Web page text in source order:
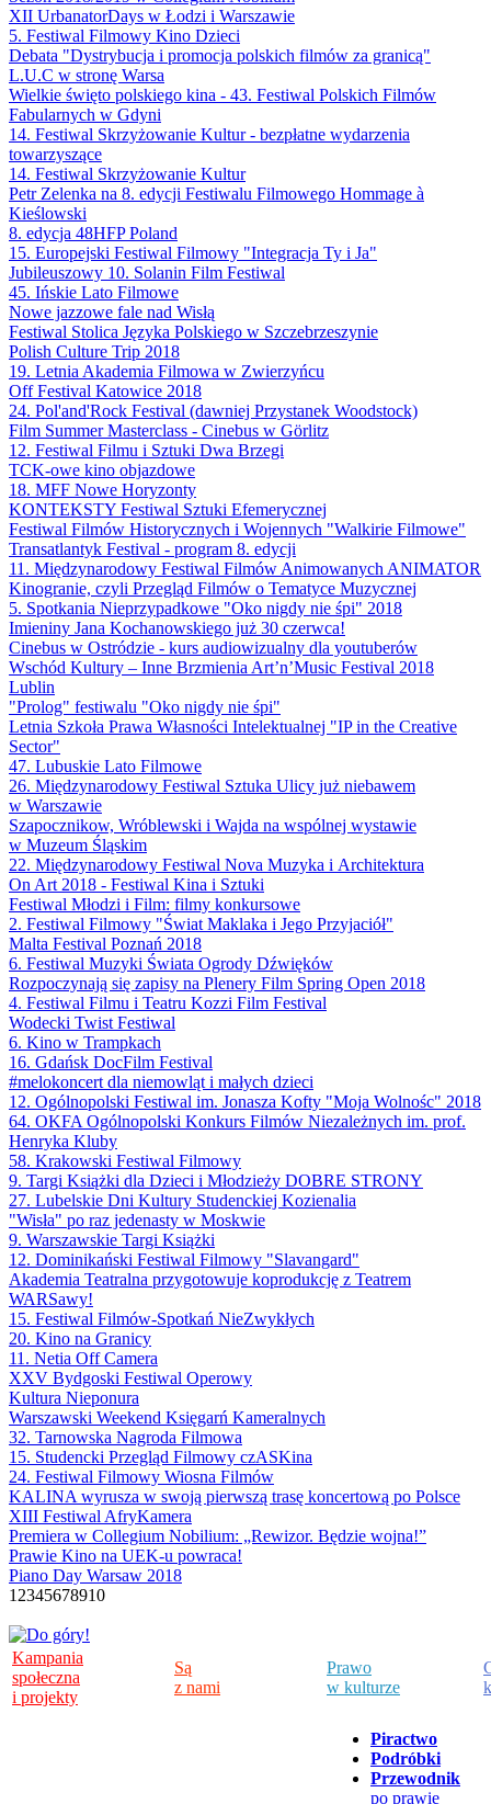
XII UrbanatorDays w Łodzi i Warszawie
5. Festiwal Filmowy Kino Dzieci
Debata "Dystrybucja i promocja polskich filmów za granicą"
L.U.C w stronę Warsa
Wielkie święto polskiego kina - 43. Festiwal Polskich Filmów
Fabularnych w Gdyni
14. Festiwal Skrzyżowanie Kultur - bezpłatne wydarzenia
towarzyszące
14. Festiwal Skrzyżowanie Kultur
Petr Zelenka na 8. edycji Festiwalu Filmowego Hommage à
Kieślowski
8. edycja 48HFP Poland
15. Europejski Festiwal Filmowy "Integracja Ty i Ja"
Jubileuszowy 10. Solanin Film Festiwal
45. Ińskie Lato Filmowe
Nowe jazzowe fale nad Wisłą
Festiwal Stolica Języka Polskiego w Szczebrzeszynie
Polish Culture Trip 2018
19. Letnia Akademia Filmowa w Zwierzyńcu
Off Festival Katowice 2018
24. Pol'and'Rock Festival (dawniej Przystanek Woodstock)
Film Summer Masterclass - Cinebus w Görlitz
12. Festiwal Filmu i Sztuki Dwa Brzegi
TCK-owe kino objazdowe
18. MFF Nowe Horyzonty
KONTEKSTY Festiwal Sztuki Efemerycznej
Festiwal Filmów Historycznych i Wojennych "Walkirie Filmowe"
Transatlantyk Festival - program 8. edycji
11. Międzynarodowy Festiwal Filmów Animowanych ANIMATOR
Kinogranie, czyli Przegląd Filmów o Tematyce Muzycznej
5. Spotkania Nieprzypadkowe "Oko nigdy nie śpi" 2018
Imieniny Jana Kochanowskiego już 30 czerwca!
Cinebus w Ostródzie - kurs audiowizualny dla youtuberów
Wschód Kultury – Inne Brzmienia Art’n’Music Festival 2018
Lublin
"Prolog" festiwalu "Oko nigdy nie śpi"
Letnia Szkoła Prawa Własności Intelektualnej "IP in the Creative
Sector"
47. Lubuskie Lato Filmowe
26. Międzynarodowy Festiwal Sztuka Ulicy już niebawem
w Warszawie
Szapocznikow, Wróblewski i Wajda na wspólnej wystawie
w Muzeum Śląskim
22. Międzynarodowy Festiwal Nova Muzyka i Architektura
On Art 2018 - Festiwal Kina i Sztuki
Festiwal Młodzi i Film: filmy konkursowe
2. Festiwal Filmowy "Świat Maklaka i Jego Przyjaciół"
Malta Festival Poznań 2018
6. Festiwal Muzyki Świata Ogrody Dźwięków
Rozpoczynają się zapisy na Plenery Film Spring Open 2018
4. Festiwal Filmu i Teatru Kozzi Film Festival
Wodecki Twist Festiwal
6. Kino w Trampkach
16. Gdańsk DocFilm Festival
#melokoncert dla niemowląt i małych dzieci
12. Ogólnopolski Festiwal im. Jonasza Kofty "Moja Wolnośc" 2018
64. OKFA Ogólnopolski Konkurs Filmów Niezależnych im. prof.
Henryka Kluby
58. Krakowski Festiwal Filmowy
9. Targi Książki dla Dzieci i Młodzieży DOBRE STRONY
27. Lubelskie Dni Kultury Studenckiej Kozienalia
"Wisła" po raz jedenasty w Moskwie
9. Warszawskie Targi Książki
12. Dominikański Festiwal Filmowy "Slavangard"
Akademia Teatralna przygotowuje koprodukcję z Teatrem
WARSawy!
15. Festiwal Filmów-Spotkań NieZwykłych
20. Kino na Granicy
11. Netia Off Camera
XXV Bydgoski Festiwal Operowy
Kultura Nieponura
Warszawski Weekend Księgarń Kameralnych
32. Tarnowska Nagroda Filmowa
15. Studencki Przegląd Filmowy czASKina
24. Festiwal Filmowy Wiosna Filmów
KALINA wyrusza w swoją pierwszą trasę koncertową po Polsce
XIII Festiwal AfryKamera
Premiera w Collegium Nobilium: „Rewizor. Będzie wojna!”
Prawie Kino na UEK-u powraca!
Piano Day Warsaw 2018
1 2345678910
Kampania
społeczna
i projekty
Są
z nami
Prawo
w kulturze
Piractwo
Podróbki
Przewodnik
po prawie